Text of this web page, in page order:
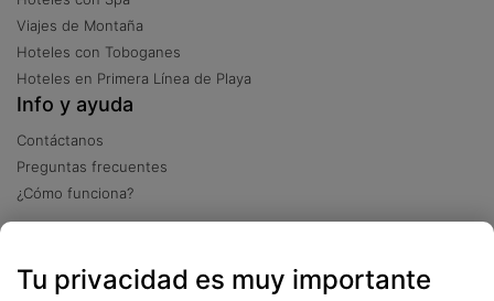
Viajes de Montaña
Hoteles con Toboganes
Hoteles en Primera Línea de Playa
Info y ayuda
Contáctanos
Preguntas frecuentes
¿Cómo funciona?
Más de 2 millones de descargas
Tu privacidad es muy importante